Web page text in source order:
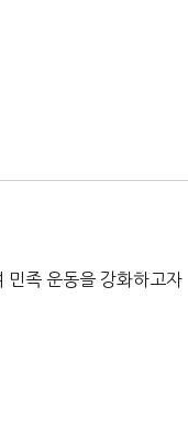
민족 운동을 강화하고자